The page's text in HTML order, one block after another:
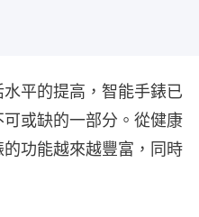
平的提高，智能手錶已
或缺的一部分。從健康
功能越來越豐富，同時